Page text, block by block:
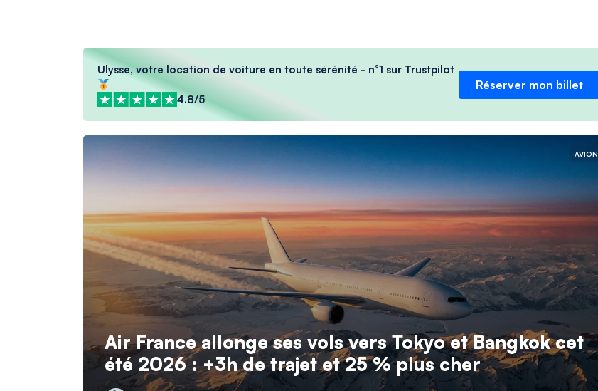
Ulysse, votre location de voiture en toute sérénité - n°1 sur Trustpilot
4.8/5
Réserver mon billet
AVION
Air France allonge ses vols vers Tokyo et Bangkok cet
été 2026 : +3h de trajet et 25 % plus cher